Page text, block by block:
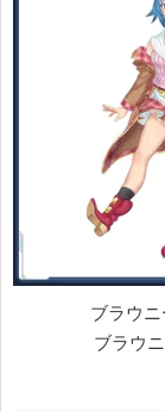
ブラウ
ブラウ